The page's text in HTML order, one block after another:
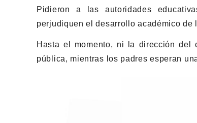
Pidieron a las autoridades
perjudiquen el desarrollo académico de
Hasta el momento, ni la dirección del
pública, mientras los padres esperan